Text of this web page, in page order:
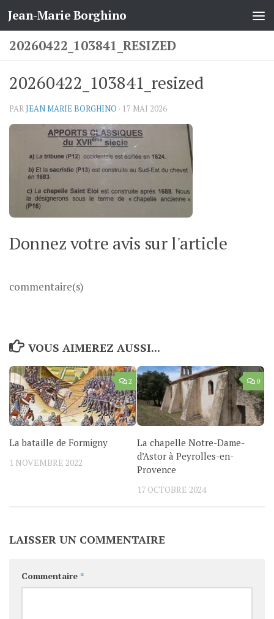
Skip to content
Jean-Marie Borghino
20260422_103841_RESIZED
20260422_103841_resized
PARJEAN MARIE BORGHINO · 17 MAI 2026
Donnez votre avis sur l'article
commentaire(s)
VOUS AIMEREZ AUSSI...
2
La bataille de Formigny
1 NOVEMBRE 2022
0
La chapelle Notre-Dame-
d’Astor à Peyrolles-en-
Provence
17 OCTOBRE 2024
LAISSER UN COMMENTAIRE
Commentaire *